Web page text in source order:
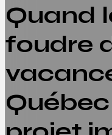
Quand
foudre